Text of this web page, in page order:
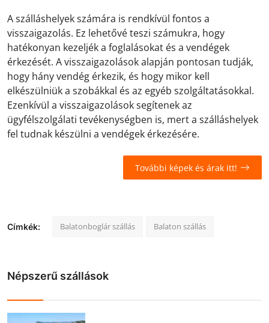
A szálláshelyek számára is rendkívül fontos a
visszaigazolás. Ez lehetővé teszi számukra, hogy
hatékonyan kezeljék a foglalásokat és a vendégek
érkezését. A visszaigazolások alapján pontosan tudják,
hogy hány vendég érkezik, és hogy mikor kell
elkészülniük a szobákkal és az egyéb szolgáltatásokkal.
Ezenkívül a visszaigazolások segítenek az
ügyfélszolgálati tevékenységben is, mert a szálláshelyek
fel tudnak készülni a vendégek érkezésére.
További képek és árak itt!
Címkék: Balatonboglár szállás Balaton szállás
Népszerű szállások